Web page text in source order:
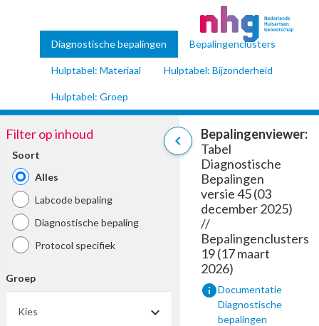
Diagnostische bepalingen Bepalingenclusters
Hulptabel: Materiaal Hulptabel: Bijzonderheid
Hulptabel: Groep
chevron_left
Filter op inhoud
Soort
Alles
Labcode bepaling
Diagnostische bepaling
Protocol specifiek
Groep
Kies
Bepalingenviewer:
Tabel
Diagnostische
Bepalingen
versie 45 (03
december 2025)
//
Bepalingenclusters
19 (17 maart
2026)
infoDocumentatie
Diagnostische
bepalingen